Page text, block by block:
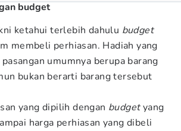
budget
ketahui terlebih dahulu budget
membeli perhiasan. Hadiah yang
umumnya berupa barang
bukan berarti barang tersebut
yang dipilih dengan budgetyang
harga perhiasan yang dibeli